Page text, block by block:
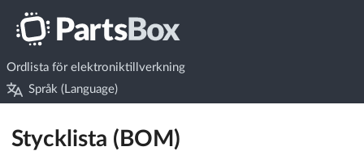
Ordlista för elektroniktillverkning
Språk (Language)
Stycklista (BOM)